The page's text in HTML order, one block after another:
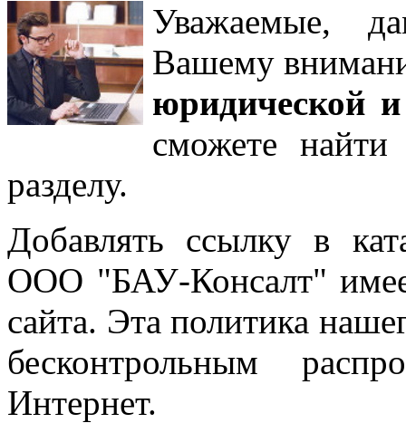
Уважаемые,
Вашему
юридической
сможете
разделу.
Добавлять ссылку в
ООО "БАУ-Консалт"
сайта. Эта политика
бесконтрольным
Интернет.